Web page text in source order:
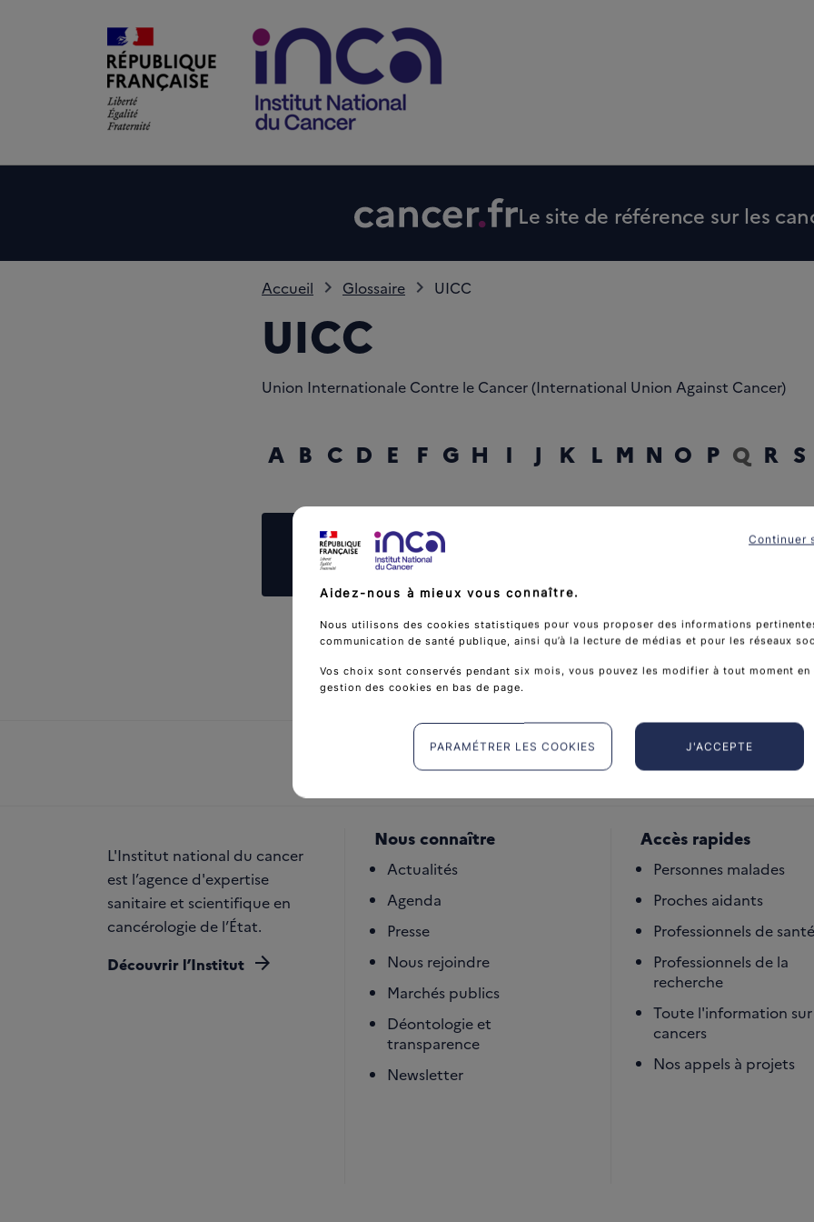
Le site de référence sur les
Accueil Glossaire UICC
UICC
Union Internationale Contre le Cancer (International Union Against Cancer)
A B C D E F G H I J K L M N O P Q R S
Rechercher un mot
L'Institut national du cancer
est l’agence d'expertise
sanitaire et scientifique en
cancérologie de l’État.
Découvrir l’Institut arrow_forward
Nous connaître
Actualités
Agenda
Presse
Nous rejoindre
Marchés publics
Déontologie et
transparence
Newsletter
Accès rapides
Personnes malades
Proches aidants
Professionnels de santé
Professionnels de la
recherche
Toute l'information sur
cancers
Nos appels à projets
Aidez-nous à mieux vous connaître.
Nous utilisons des cookies statistiques pour vous proposer des informations
communication de santé publique, ainsi qu’à la lecture de médias et pour les réseaux
Vos choix sont conservés pendant six mois, vous pouvez les modifier à tout moment en
gestion des cookies en bas de page.
J'ACCEPTE
PARAMÉTRER LES COOKIES
Continuer